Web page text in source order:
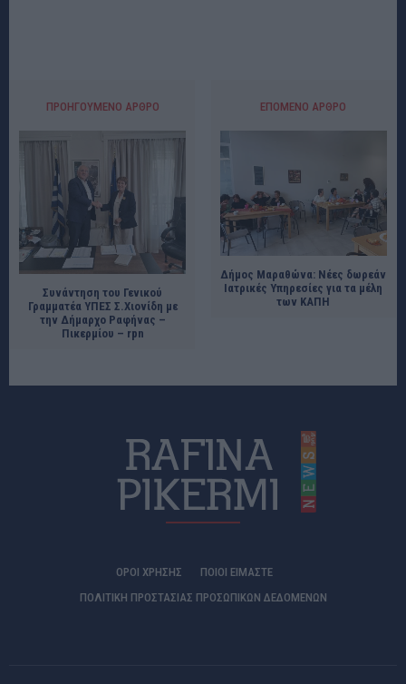
ΠΡΟΗΓΟΎΜΕΝΟ ΆΡΘΡΟ
Συνάντηση του Γενικού
Γραμματέα ΥΠΕΣ Σ.Χιονίδη με
την Δήμαρχο Ραφήνας –
Πικερμίου – rpn
ΕΠΌΜΕΝΟ ΆΡΘΡΟ
Δήμος Μαραθώνα: Νέες δωρεάν
Ιατρικές Υπηρεσίες για τα μέλη
των ΚΑΠΗ
ΟΡΟΙ ΧΡΗΣΗΣ
ΠΟΙΟΊ ΕΊΜΑΣΤΕ
ΠΟΛΙΤΙΚΗ ΠΡΟΣΤΑΣΙΑΣ ΠΡΟΣΩΠΙΚΩΝ ΔΕΔΟΜΕΝΩΝ